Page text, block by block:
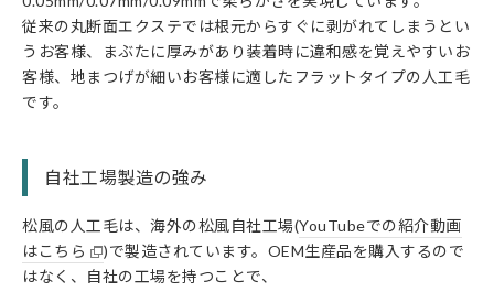
従来の丸断面エクステでは根元からすぐに剥がれてしまうとい
うお客様、まぶたに厚みがあり装着時に違和感を覚えやすいお
客様、地まつげが細いお客様に適したフラットタイプの人工毛
です。
自社工場製造の強み
松風の人工毛は、海外の松風自社工場(YouTubeでの紹介動画
はこちら
)で製造されています。OEM生産品を購入するので
はなく、自社の工場を持つことで、